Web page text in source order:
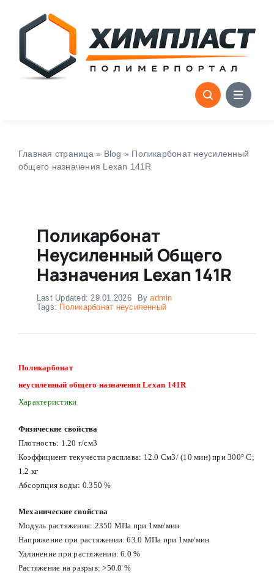
content
Главная страница » Blog » Поликарбонат неусиленный
общего назначения Lexan 141R
Поликарбонат
Неусиленный Общего
Назначения Lexan 141R
Last Updated: 29.01.2026 Byadmin
Tags: Поликарбонат неусиленный
Поликарбонат
неусиленный общего назначения Lexan 141R
Характеристики
Физические свойства
Плотность: 1.20 г/см3
Коэффициент текучести расплава: 12.0 См3/ (10 мин) при 300° С;
1.2 кг
Абсорпция воды: 0.350 %
Механические свойства
Модуль растяжения: 2350 МПа при 1мм/мин
Напряжение при растяжении: 63.0 МПа при 1мм/мин
Удлинение при растяжении: 6.0 %
Растяжение на разрыв: >50.0 %